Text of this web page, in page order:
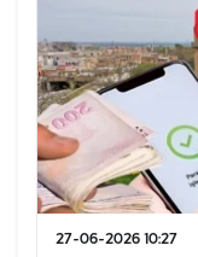
27-06-2026 10:27